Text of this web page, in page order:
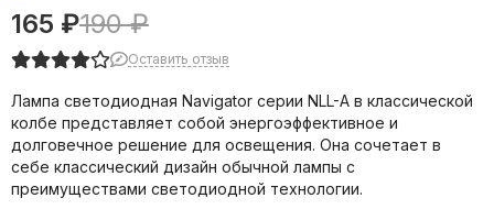
Лампы спец назначения
Лампы фито
Фонари
Аварийное освещение
Прожекторы
Светильники для дорог и улиц
Светильники промышленные
165 ₽190 ₽
Оставить отзыв
Лампа светодиодная Navigator серии NLL-A в классической
колбе представляет собой энергоэффективное и
долговечное решение для освещения. Она сочетает в
себе классический дизайн обычной лампы с
преимуществами светодиодной технологии.